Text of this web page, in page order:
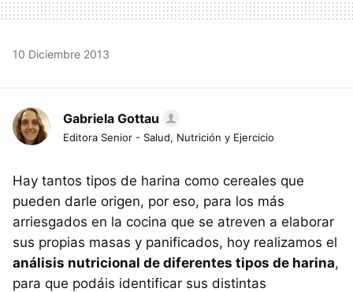
10 Diciembre 2013
Gabriela Gottau
Editora Senior - Salud, Nutrición y Ejercicio
Hay tantos tipos de harina como cereales que
pueden darle origen, por eso, para los más
arriesgados en la cocina que se atreven a elaborar
sus propias masas y panificados, hoy realizamos el
análisis nutricional de diferentes tipos de harina,
para que podáis identificar sus distintas